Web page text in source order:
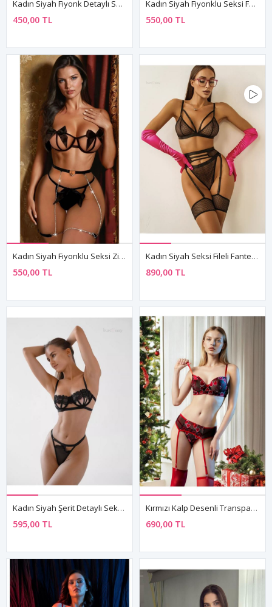
Kadın Siyah Fiyonk Detaylı Seksi Fantezi Sütyen Külot Tanga İç Çamaşır Takımı
450,00 TL
Kadın Siyah Fiyonklu Seksi Fantezi Sütyen Etek Transparan İç Çamaşırı Takımı
550,00 TL
Kadın Siyah Fiyonklu Seksi Zincirli Fantezi Sütyen Külot String İç Çamaşır Takımı
550,00 TL
Kadın Siyah Seksi Fileli Fantezi Jartiyer Sütyen String İç Çamaşır Takımı
890,00 TL
Kadın Siyah Şerit Detaylı Seksi Fantezi Sütyen String İç Çamaşır Takımı
595,00 TL
Kırmızı Kalp Desenli Transparan Jartiyerli 4’lü Fantazi İç Giyim Takımı
690,00 TL